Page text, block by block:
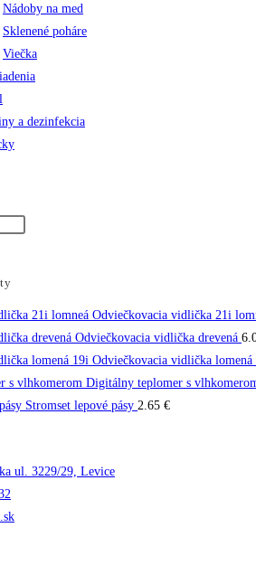
Nádoby na med
Sklenené poháre
Viečka
a dezinfekcia
Odviečkovacia vidlička 21i
Odviečkovacia vidlička drevená
Odviečkovacia vidlička lomená
Digitálny teplomer s
Stromset lepové pásy 2.65 €
ul. 3229/29, Levice
inOpens